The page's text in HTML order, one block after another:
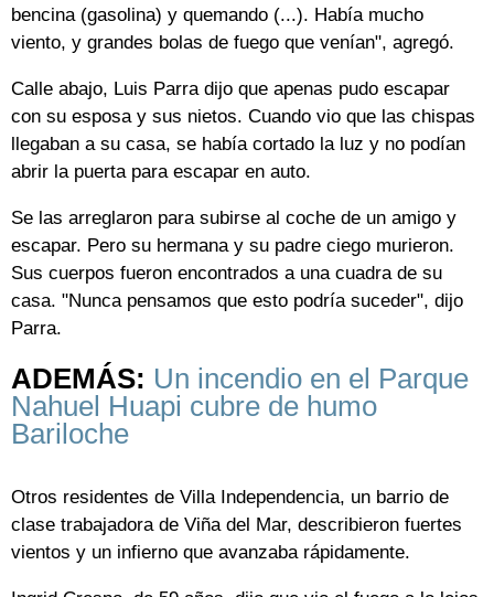
bencina (gasolina) y quemando (...). Había mucho
viento, y grandes bolas de fuego que venían", agregó.
Calle abajo, Luis Parra dijo que apenas pudo escapar
con su esposa y sus nietos. Cuando vio que las chispas
llegaban a su casa, se había cortado la luz y no podían
abrir la puerta para escapar en auto.
Se las arreglaron para subirse al coche de un amigo y
escapar. Pero su hermana y su padre ciego murieron.
Sus cuerpos fueron encontrados a una cuadra de su
casa. "Nunca pensamos que esto podría suceder", dijo
Parra.
ADEMÁS: Un incendio en el Parque
Nahuel Huapi cubre de humo
Bariloche
Otros residentes de Villa Independencia, un barrio de
clase trabajadora de Viña del Mar, describieron fuertes
vientos y un infierno que avanzaba rápidamente.